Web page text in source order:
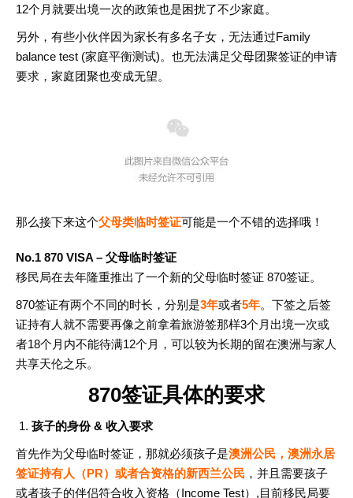
12个月就要出境一次的政策也是困扰了不少家庭。
另外，有些小伙伴因为家长有多名子女，无法通过Family
balance test (家庭平衡测试)。也无法满足父母团聚签证的申请
要求，家庭团聚也变成无望。
那么接下来这个父母类临时签证可能是一个不错的选择哦！
No.1 870 VISA – 父母临时签证
移民局在去年隆重推出了一个新的父母临时签证 870签证。
870签证有两个不同的时长，分别是3年或者5年。下签之后签
证持有人就不需要再像之前拿着旅游签那样3个月出境一次或
者18个月内不能待满12个月，可以较为长期的留在澳洲与家人
共享天伦之乐。
870签证具体的要求
孩子的身份 & 收入要求
首先作为父母临时签证，那就必须孩子是澳洲公民，澳洲永居
签证持有人（PR）或者合资格的新西兰公民 ，并且需要孩子
或者孩子的伴侣符合收入资格（Income Test）,目前移民局要